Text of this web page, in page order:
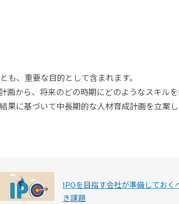
、重要な目的として含まれます。
画から、将来のどの時期にどのようなスキル
果に基づいて中長期的な人材育成計画を立案
IPOを目指す会社が準備しておく
き課題